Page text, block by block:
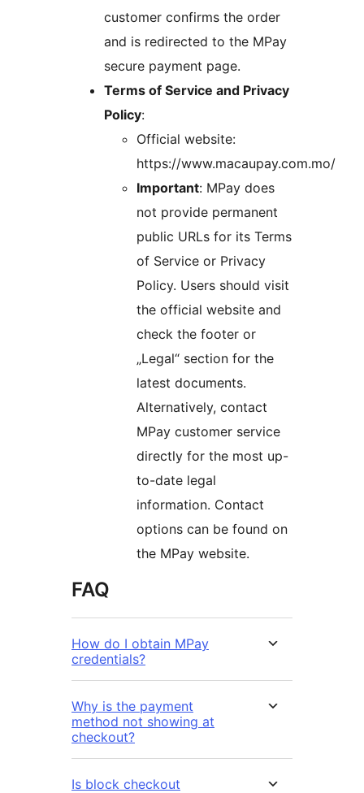
customer confirms the order
and is redirected to the MPay
secure payment page.
Terms of Service and Privacy
Policy:
Official website:
https://www.macaupay.com.mo/
Important: MPay does
not provide permanent
public URLs for its Terms
of Service or Privacy
Policy. Users should visit
the official website and
check the footer or
„Legal“ section for the
latest documents.
Alternatively, contact
MPay customer service
directly for the most up-
to-date legal
information. Contact
options can be found on
the MPay website.
FAQ
How do I obtain MPay
credentials?
Why is the payment
method not showing at
checkout?
Is block checkout